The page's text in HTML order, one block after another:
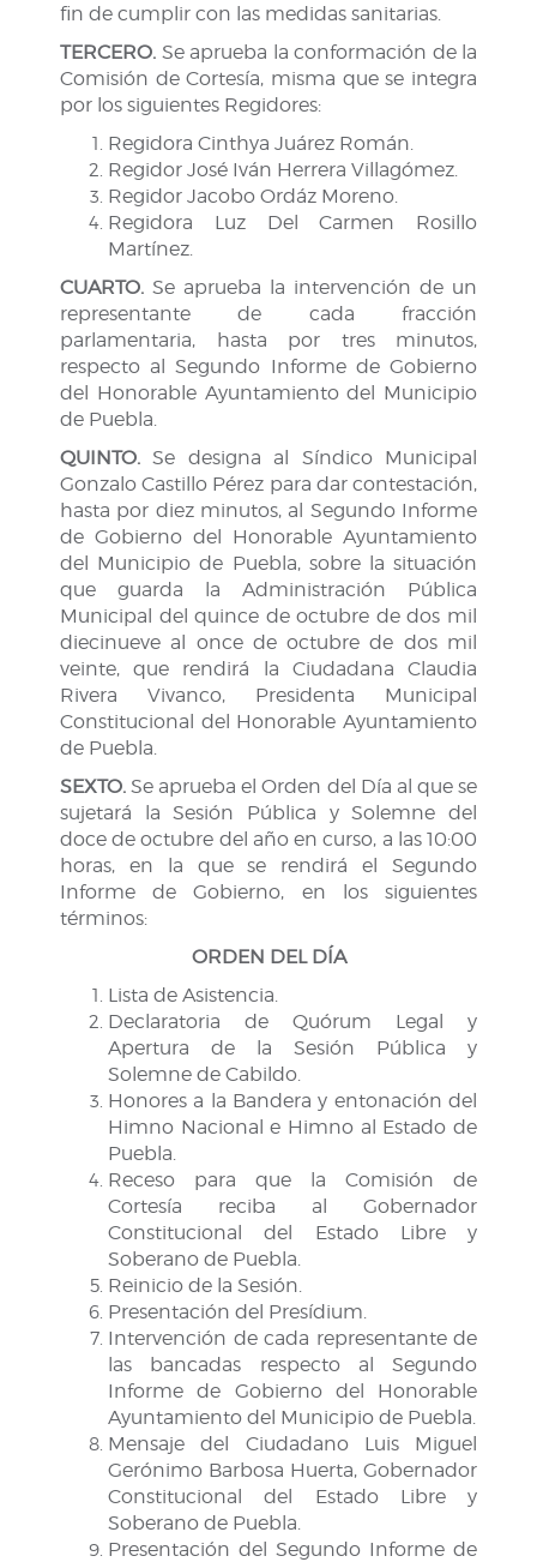
fin de cumplir con las medidas sanitarias.
TERCERO. Se aprueba la conformación de la
Comisión de Cortesía, misma que se integra
por los siguientes Regidores:
Regidora Cinthya Juárez Román.
Regidor José Iván Herrera Villagómez.
Regidor Jacobo Ordáz Moreno.
Regidora Luz Del Carmen Rosillo
Martínez.
CUARTO. Se aprueba la intervención de un
representante de cada fracción
parlamentaria, hasta por tres minutos,
respecto al Segundo Informe de Gobierno
del Honorable Ayuntamiento del Municipio
de Puebla.
QUINTO. Se designa al Síndico Municipal
Gonzalo Castillo Pérez para dar contestación,
hasta por diez minutos, al Segundo Informe
de Gobierno del Honorable Ayuntamiento
del Municipio de Puebla, sobre la situación
que guarda la Administración Pública
Municipal del quince de octubre de dos mil
diecinueve al once de octubre de dos mil
veinte, que rendirá la Ciudadana Claudia
Rivera Vivanco, Presidenta Municipal
Constitucional del Honorable Ayuntamiento
de Puebla.
SEXTO. Se aprueba el Orden del Día al que se
sujetará la Sesión Pública y Solemne del
doce de octubre del año en curso, a las 10:00
horas, en la que se rendirá el Segundo
Informe de Gobierno, en los siguientes
términos:
ORDEN DEL DÍA
Lista de Asistencia.
Declaratoria de Quórum Legal y
Apertura de la Sesión Pública y
Solemne de Cabildo.
Honores a la Bandera y entonación del
Himno Nacional e Himno al Estado de
Puebla.
Receso para que la Comisión de
Cortesía reciba al Gobernador
Constitucional del Estado Libre y
Soberano de Puebla.
Reinicio de la Sesión.
Presentación del Presídium.
Intervención de cada representante de
las bancadas respecto al Segundo
Informe de Gobierno del Honorable
Ayuntamiento del Municipio de Puebla.
Mensaje del Ciudadano Luis Miguel
Gerónimo Barbosa Huerta, Gobernador
Constitucional del Estado Libre y
Soberano de Puebla.
Presentación del Segundo Informe de